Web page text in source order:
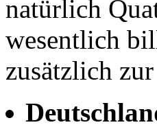
natürlich
wesentlich
zusätzlich